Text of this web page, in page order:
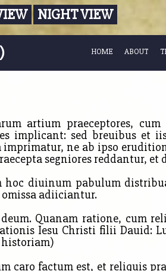
NIGHT VIEW
HOME ABOUT
artium praeceptores,
implicant: sed breuibus et
ne ab ipso
segniores reddantur,
diuinum pabulum
omissa adiiciantur.
Quanam ratione, cum
Iesu Christi filii Dauid:
caro factum est, et reliquis